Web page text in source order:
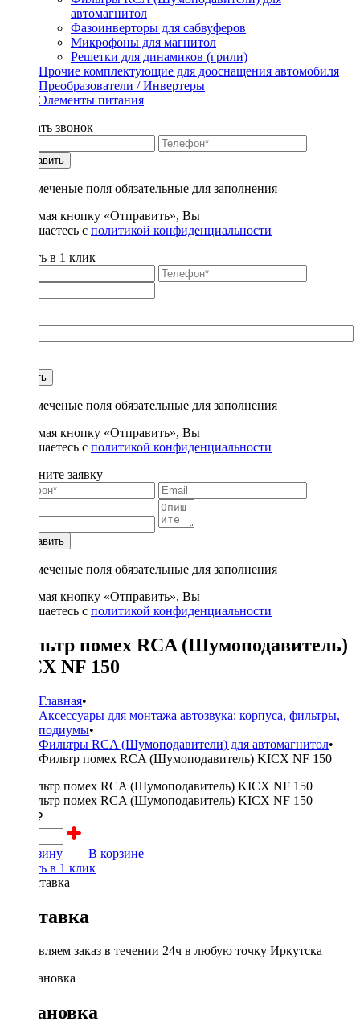
автомагнитол
Фазоинверторы для сабвуферов
Микрофоны для магнитол
Решетки для динамиков (грили)
Прочие комплектующие для дооснащения автомобиля
Преобразователи / Инвертеры
Элементы питания
Заказать звонок
Отправить
* - отмеченые поля обязательные для заполнения
Нажимая кнопку «Отправить», Вы
соглашаетесь с политикой конфиденциальности
Купить в 1 клик
Купить
* - отмеченые поля обязательные для заполнения
Нажимая кнопку «Отправить», Вы
соглашаетесь с политикой конфиденциальности
Заполните заявку
Отправить
* - отмеченые поля обязательные для заполнения
Нажимая кнопку «Отправить», Вы
соглашаетесь с политикой конфиденциальности
Фильтр помех RCA (Шумоподавитель)
KICX NF 150
Главная•
Аксессуары для монтажа автозвука: корпуса, фильтры,
подиумы•
Фильтры RCA (Шумоподавители) для автомагнитол•
Фильтр помех RCA (Шумоподавитель) KICX NF 150
1000 ₽
В корзину
В корзине
Купить в 1 клик
Доставка
Доставляем заказ в течении 24ч в любую точку Иркутска
Установка